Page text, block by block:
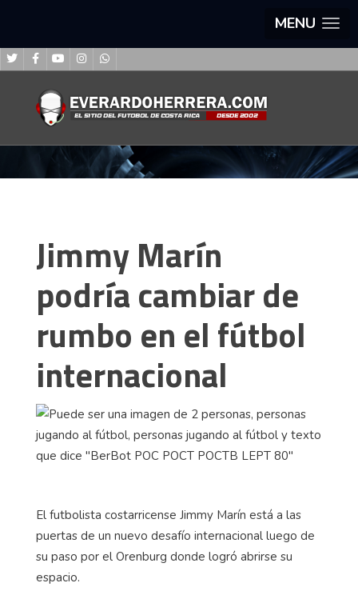
MENU
Jimmy Marín
podría cambiar de
rumbo en el fútbol
internacional
El futbolista costarricense Jimmy Marín está a las
puertas de un nuevo desafío internacional luego de
su paso por el Orenburg donde logró abrirse su
espacio.